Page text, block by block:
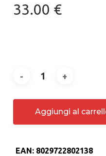
33.00 €
Aggiungi al
EAN: 8029722802138